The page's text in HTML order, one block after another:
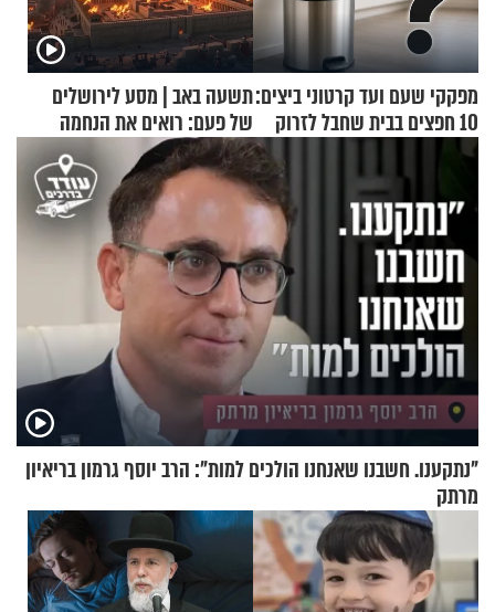
מפקקי שעם ועד קרטוני ביצים:
10 חפצים בבית שחבל לזרוק
לפח
תשעה באב | מסע לירושלים
של פעם: רואים את הנחמה
"נתקענו. חשבנו שאנחנו הולכים למות": הרב יוסף גרמון בריאיון
מרתק